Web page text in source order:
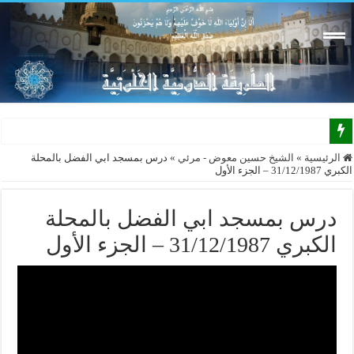
الرئيسية » الشيخ حسين معوض - مرئي » درس بمسجد ابي الفضل بالمحلة
الكبري 31/12/1987 – الجزء الأول
درس بمسجد ابي الفضل بالمحلة
الكبري 31/12/1987 – الجزء الأول